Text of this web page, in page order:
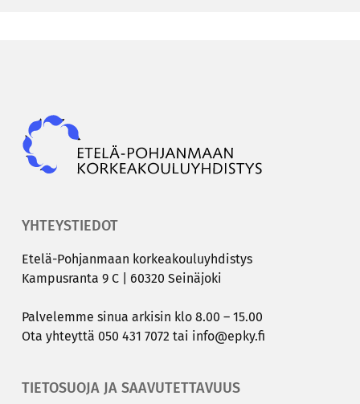
YHTEYSTIEDOT
Etelä-​Pohjanmaan kor­kea­kou­lu­yh­dis­tys
Kam­pus­ran­ta 9 C | 60320 Sei­nä­jo­ki
Pal­ve­lem­me sinua ar­ki­sin klo 8.00 – 15.00
Ota yh­teyt­tä 050 431 7072 tai info@epky.fi
TIETOSUOJA JA SAAVUTETTAVUUS